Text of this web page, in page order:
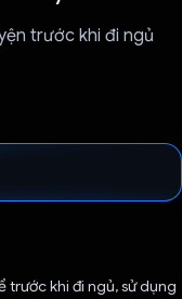
trước khi đi ngủ
trước khi đi ngủ, sử dụng